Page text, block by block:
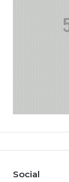
Social